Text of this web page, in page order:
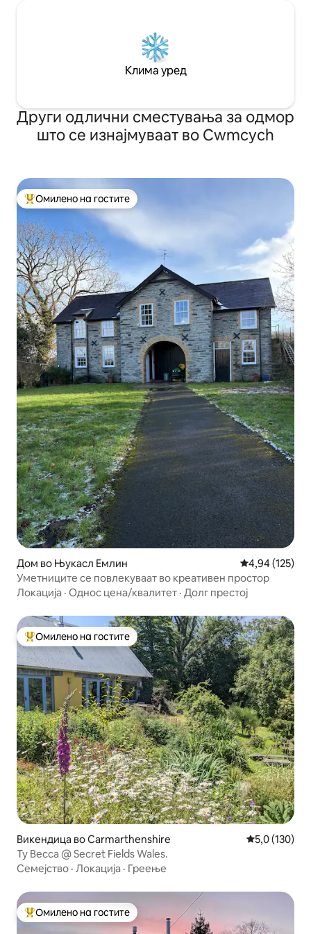
Клима уред
Други одлични сместувања за одмор
што се изнајмуваат во Cwmcych
Меѓу најуспешните „Омилени на гостите“
Омилено на гостите
Дом во Њукасл Емлин Просечна
4,94 (125)
Уметниците се повлекуваат во креативен простор
Локација · Однос цена/квалитет · Долг престој
Меѓу најуспешните „Омилени на гостите“
Омилено на гостите
Викендица во Carmarthenshire Просечна
5,0 (130)
Ty Becca @ Secret Fields Wales.
Семејство · Локација · Греење
Меѓу најуспешните „Омилени на гостите“
Омилено на гостите